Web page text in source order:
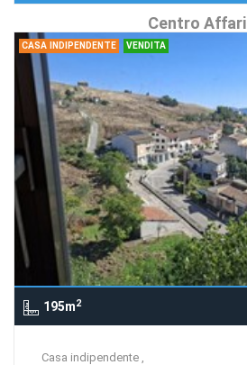
Centro Affari
CASA INDIPENDENTE VENDITA
195m2
Casa indipendente ,